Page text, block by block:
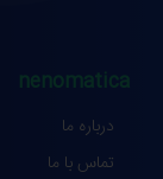
nenomatica
درباره ما
تماس با ما